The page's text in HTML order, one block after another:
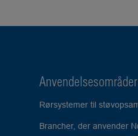
Anvendelsesområder
Rørsystemer til
Brancher, der anvender